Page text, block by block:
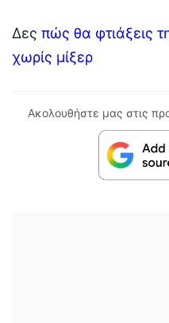
Δες πώς θα φτιάξεις
χωρίς μίξερ
Ακολουθήστε μας στις